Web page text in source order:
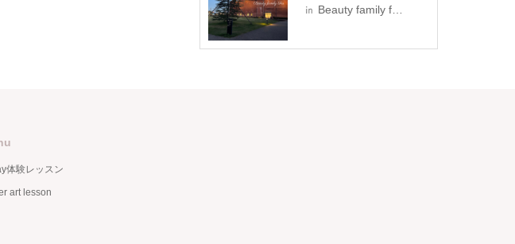
㏌ Beauty family f…
体験レッスン
art lesson